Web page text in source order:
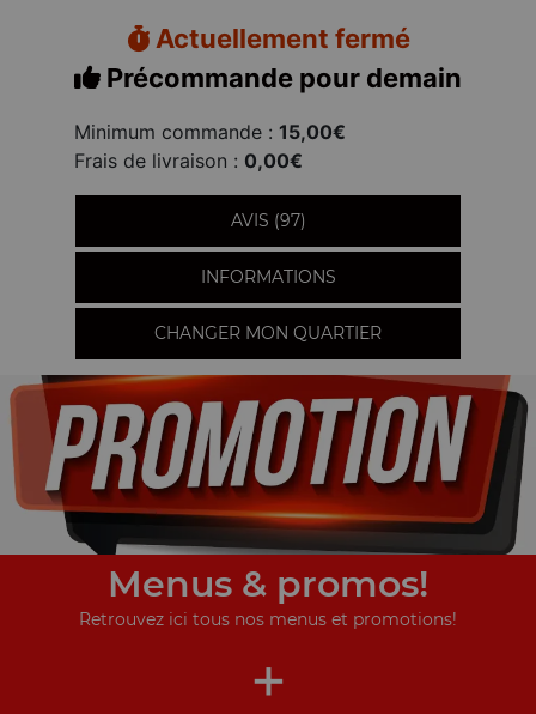
Actuellement fermé
Précommande pour demain
Minimum commande : 15,00€
Frais de livraison : 0,00€
AVIS (97)
INFORMATIONS
CHANGER MON QUARTIER
Menus & promos!
Retrouvez ici tous nos menus et promotions!
+